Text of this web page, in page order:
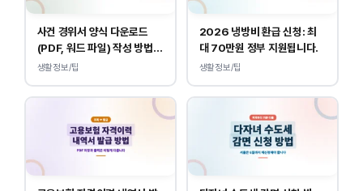
사건 경위서 양식 다운로드
(PDF, 워드 파일) 작성 방법
및 예시
생활정보/팁
2026 냉방비 환급 신청: 최
대 70만원 정부 지원됩니다.
생활정보/팁